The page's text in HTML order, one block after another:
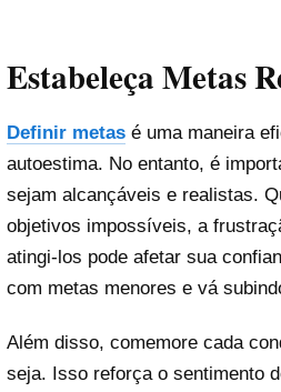
Estabeleça Metas
Definir metas é uma maneira
autoestima. No entanto, é
sejam alcançáveis e realistas.
objetivos impossíveis, a
atingi-los pode afetar sua
com metas menores e vá
Além disso, comemore cada
seja. Isso reforça o sentimento